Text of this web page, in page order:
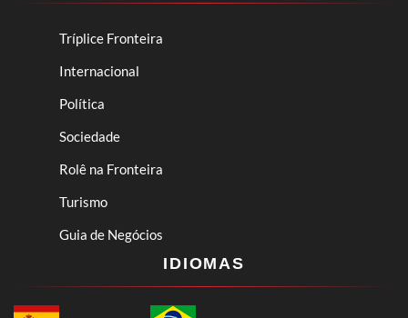
Tríplice Fronteira
Internacional
Política
Sociedade
Rolê na Fronteira
Turismo
Guia de Negócios
IDIOMAS